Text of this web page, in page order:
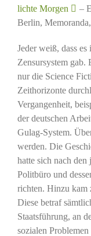
lichte Morgen
–
Berlin,
Jeder weiß, dass
Zensursystem gab.
nur die Science
Zeithorizonte
Vergangenheit,
der deutschen
Gulag-System.
werden. Die
hatte sich nach
Politbüro und
richten. Hinzu kam
Diese betraf
Staatsführung, an
sozialen